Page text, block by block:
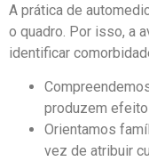
A prática de
o quadro. Por isso, a
identificar
produzem
Orientamos
vez de atribuir